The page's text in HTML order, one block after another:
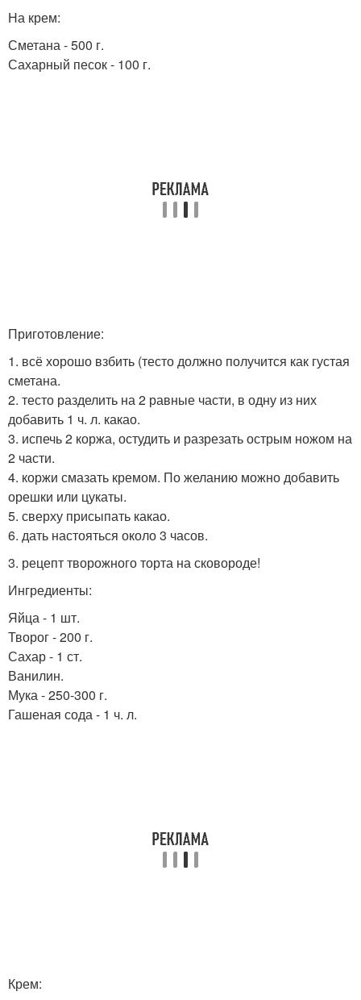
На крем:
Сметана - 500 г.
Сахарный песок - 100 г.
Приготовление:
1. всё хорошо взбить (тесто должно получится как густая
сметана.
2. тесто разделить на 2 равные части, в одну из них
добавить 1 ч. л. какао.
3. испечь 2 коржа, остудить и разрезать острым ножом на
2 части.
4. коржи смазать кремом. По желанию можно добавить
орешки или цукаты.
5. сверху присыпать какао.
6. дать настояться около 3 часов.
3. рецепт творожного торта на сковороде!
Ингредиенты:
Яйца - 1 шт.
Творог - 200 г.
Сахар - 1 ст.
Ванилин.
Мука - 250-300 г.
Гашеная сода - 1 ч. л.
Крем: